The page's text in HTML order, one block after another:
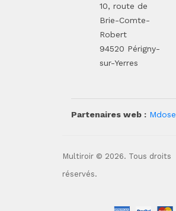
10, route de
Brie-Comte-
Robert
94520 Périgny-
sur-Yerres
Partenaires web : Mdose
Multiroir © 2026. Tous droits
réservés.